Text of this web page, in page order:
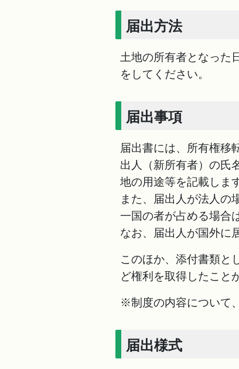
届出方法
土地の所有者となった
をしてください。
届出事項
届出書には、所有権移
出人（新所有者）の氏
地の用途等を記載します
また、届出人が法人の
一国の者が占める場合
なお、届出人が国外に
このほか、添付書類と
ど権利を取得したこと
※制度の内容について
届出様式